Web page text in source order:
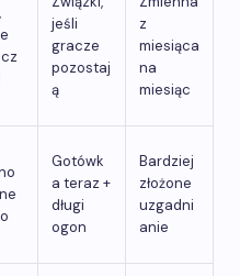
jeśli
gracze
pozostaj
ą
z
miesiąca
na
miesiąc
Gotówk
a teraz +
długi
ogon
Bardziej
złożone
uzgadni
anie